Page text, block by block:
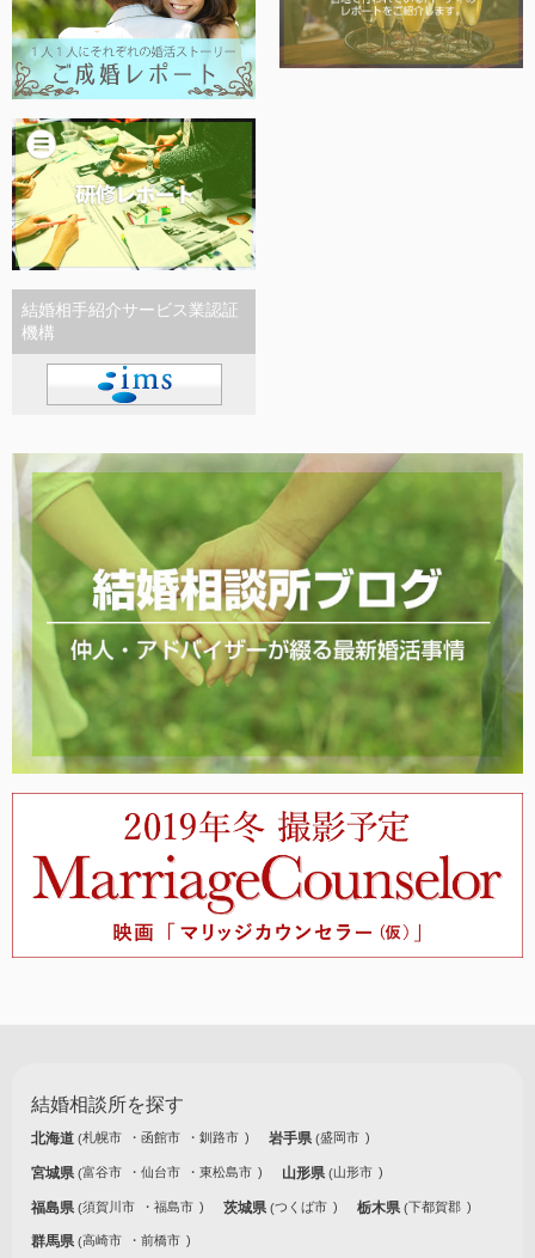
結婚相手紹介サービス業認証
機構
結婚相談所を探す
北海道 札幌市 函館市 釧路市 岩手県 盛岡市
宮城県 富谷市 仙台市 東松島市 山形県 山形市
福島県 須賀川市 福島市 茨城県 つくば市 栃木県 下都賀郡
群馬県 高崎市 前橋市